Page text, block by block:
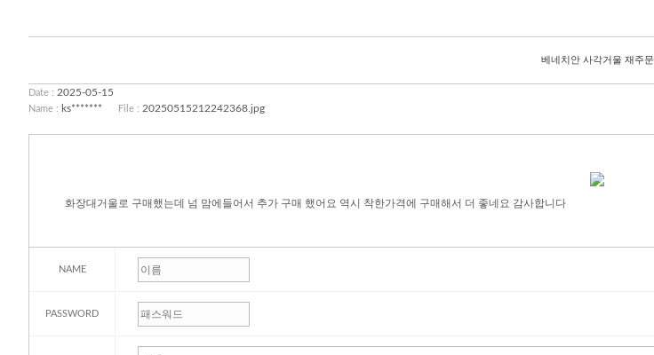
베네치안 사각거울 재주문
Date : 2025-05-15
Name : ks******* File : 20250515212242368.jpg
화장대거울로 구매했는데 넘 맘에들어서 추가 구매 했어요 역시 착한가격에 구매해서 더 좋네요 감사합니다
NAME
PASSWORD